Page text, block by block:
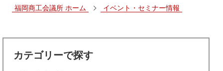
福岡商工会議所 ホーム イベント・セミナー情報
カテゴリーで探す